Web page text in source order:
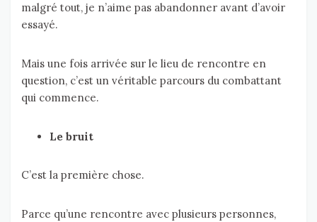
malgré tout, je n’aime pas abandonner avant d’avoir
essayé.
Mais une fois arrivée sur le lieu de rencontre en
question, c’est un véritable parcours du combattant
qui commence.
Le bruit
C’est la première chose.
Parce qu’une rencontre avec plusieurs personnes,